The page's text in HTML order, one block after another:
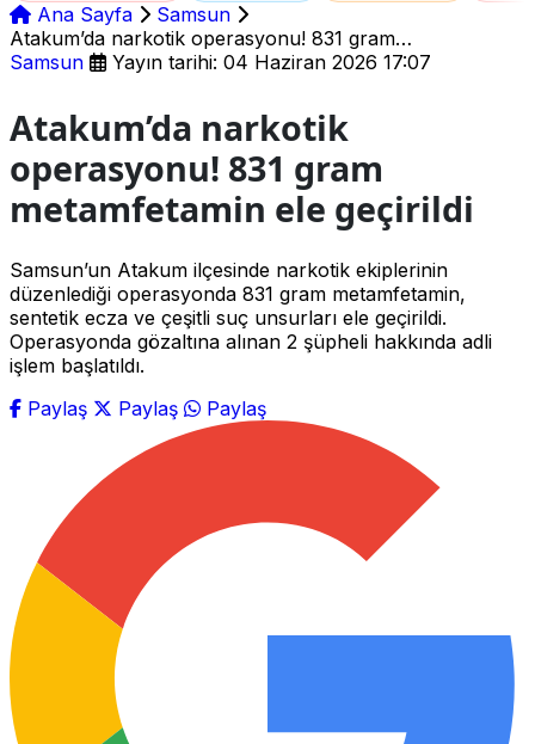
Ana Sayfa
Samsun
Atakum’da narkotik operasyonu! 831 gram
metamfetamin ele geçirildi
Samsun Yayın tarihi: 04 Haziran 2026 17:07
Atakum’da narkotik
operasyonu! 831 gram
metamfetamin ele geçirildi
Samsun’un Atakum ilçesinde narkotik ekiplerinin
düzenlediği operasyonda 831 gram metamfetamin,
sentetik ecza ve çeşitli suç unsurları ele geçirildi.
Operasyonda gözaltına alınan 2 şüpheli hakkında adli
işlem başlatıldı.
Paylaş
Paylaş Paylaş